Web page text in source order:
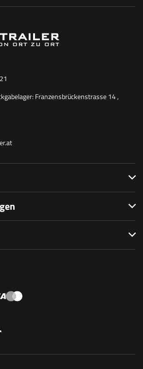
Franzensbrückenstrasse 14 ,